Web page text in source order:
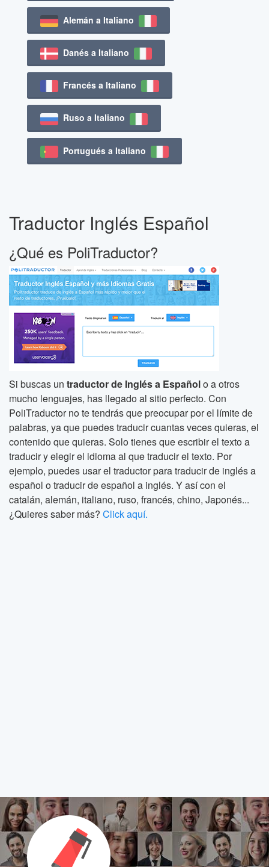
Alemán a Italiano
Danés a Italiano
Francés a Italiano
Ruso a Italiano
Portugués a Italiano
Traductor Inglés Español
¿Qué es PoliTraductor?
Si buscas un traductor de Inglés a Españolo a otros
mucho lenguajes, has llegado al sitio perfecto. Con
PoliTraductor no te tendrás que preocupar por el límite de
palabras, ya que puedes traducir cuantas veces quieras, el
contenido que quieras. Solo tienes que escribir el texto a
traducir y elegir el idioma al que traducir el texto. Por
ejemplo, puedes usar el traductor para traducir de inglés a
español o traducir de español a inglés. Y así con el
catalán, alemán, italiano, ruso, francés, chino, Japonés...
¿Quieres saber más? Click aquí.